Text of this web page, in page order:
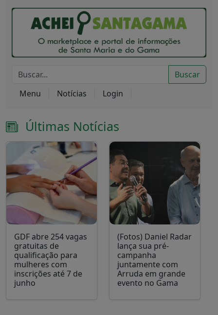
Buscar
Menu
Notícias Login
Últimas Notícias
GDF abre 254 vagas
gratuitas de
qualificação para
mulheres com
inscrições até 7 de
junho
(Fotos) Daniel Radar
lança sua pré-
campanha
juntamente com
Arruda em grande
evento no Gama